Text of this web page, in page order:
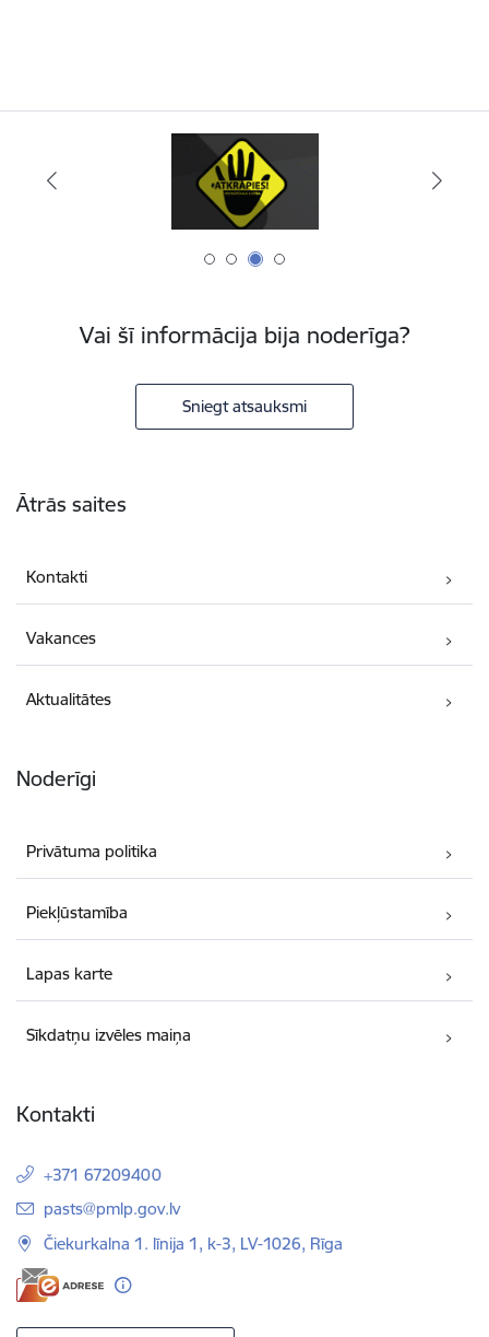
Vai šī informācija bija noderīga?
Sniegt atsauksmi
Ātrās saites
Kontakti
Vakances
Aktualitātes
Noderīgi
Privātuma politika
Piekļūstamība
Lapas karte
Sīkdatņu izvēles maiņa
Kontakti
+371 67209400
E-pasts:
pasts@pmlp.gov.lv
Čiekurkalna 1. līnija 1, k-3, LV-1026, Rīga